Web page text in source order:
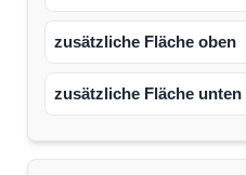
zusätzliche Fläche oben
zusätzliche Fläche unten